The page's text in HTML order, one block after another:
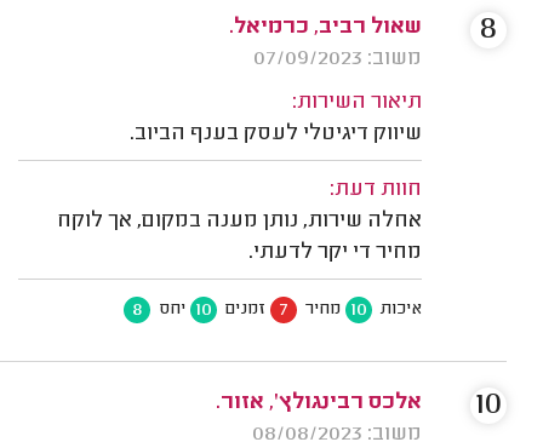
שאול רביב, כרמיאל.
משוב: 07/09/2023
תיאור השירות:
שיווק דיגיטלי לעסק בענף הביוב.
חוות דעת:
אחלה שירות, נותן מענה במקום, אך לוקח
מחיר די יקר לדעתי.
איכות 10 מחיר 7 זמנים 10 יחס 8
8
אלכס רבינגולץ', אזור.
משוב: 08/08/2023
10